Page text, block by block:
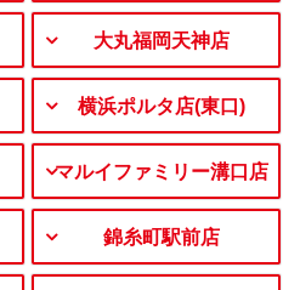
大丸福岡天神店
横浜ポルタ店(東口)
マルイファミリー溝口店
錦糸町駅前店